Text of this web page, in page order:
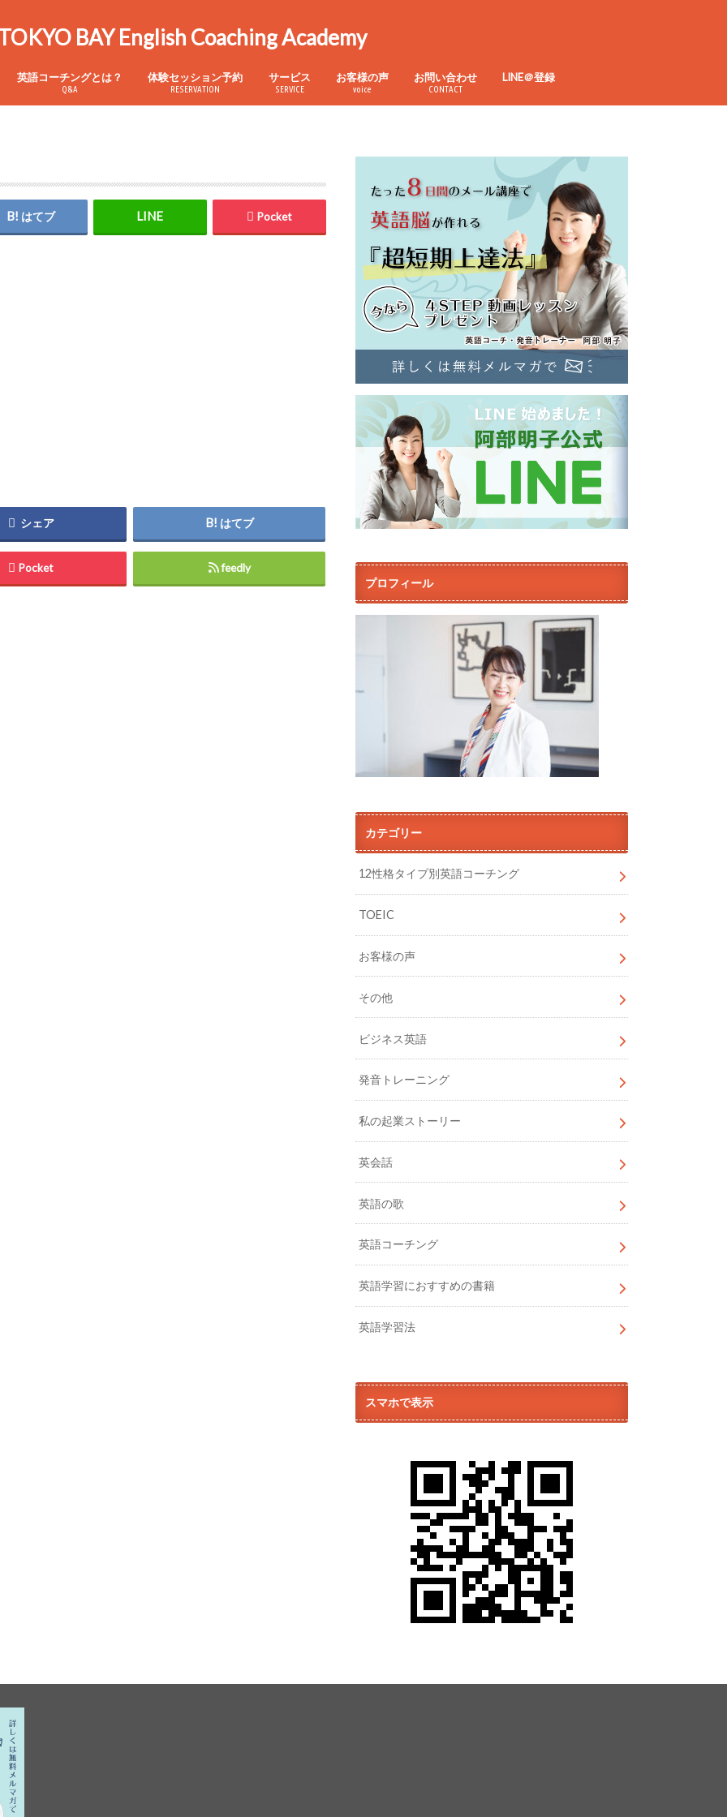
BAY English Coaching Academy
英語コーチングとは？
Q&A
体験セッション予約
RESERVATION
サービス
SERVICE
お客様の声
voice
お問い合わせ
CONTACT
LINE＠登録
はてブ Pocket
シェア はてブ
Pocket feedly
プロフィール
カテゴリー
12性格タイプ別英語コーチング
TOEIC
お客様の声
その他
ビジネス英語
発音トレーニング
私の起業ストーリー
英会話
英語の歌
英語コーチング
英語学習におすすめの書籍
英語学習法
スマホで表示